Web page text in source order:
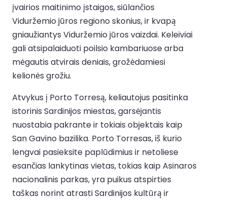
įvairios maitinimo įstaigos, siūlančios
Viduržemio jūros regiono skonius, ir kvapą
gniaužiantys Viduržemio jūros vaizdai. Keleiviai
gali atsipalaiduoti poilsio kambariuose arba
mėgautis atvirais deniais, grožėdamiesi
kelionės grožiu.
Atvykus į Porto Torresą, keliautojus pasitinka
istorinis Sardinijos miestas, garsėjantis
nuostabia pakrante ir tokiais objektais kaip
San Gavino bazilika. Porto Torresas, iš kurio
lengvai pasieksite paplūdimius ir netoliese
esančias lankytinas vietas, tokias kaip Asinaros
nacionalinis parkas, yra puikus atspirties
taškas norint atrasti Sardinijos kultūrą ir